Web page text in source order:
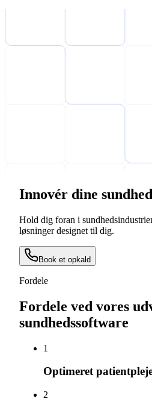
Innovér dine
Hold dig foran i
løsninger designet til dig.
Book et opkald
Fordele
Fordele ved vores
sundhedssoftware
1
Optimeret
2